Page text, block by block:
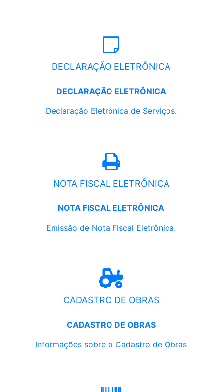
DECLARAÇÃO ELETRÔNICA
DECLARAÇÃO ELETRÔNICA
Declaração Eletrônica de Serviços.
NOTA FISCAL ELETRÔNICA
NOTA FISCAL ELETRÔNICA
Emissão de Nota Fiscal Eletrônica.
CADASTRO DE OBRAS
CADASTRO DE OBRAS
Informações sobre o Cadastro de Obras